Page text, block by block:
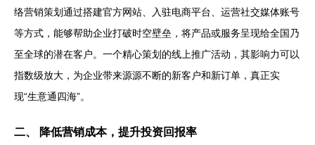
络营销策划通过搭建官方网站、入驻电商平台、运营社交媒体账号
等方式，能够帮助企业打破时空壁垒，将产品或服务呈现给全国乃
至全球的潜在客户。一个精心策划的线上推广活动，其影响力可以
指数级放大，为企业带来源源不断的新客户和新订单，真正实
现“生意通四海”。
二、 降低营销成本，提升投资回报率